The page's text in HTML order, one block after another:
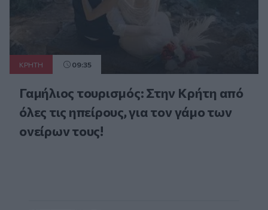
ΚΡΗΤΗ 09:35
Γαμήλιος τουρισμός: Στην Κρήτη από
όλες τις ηπείρους, για τον γάμο των
ονείρων τους!